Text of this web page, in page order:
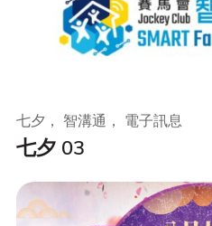
七夕 03
七夕， 智溝通， 電子訊息